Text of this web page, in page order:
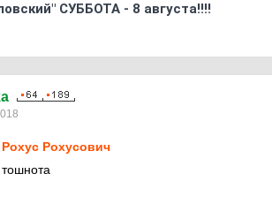
СУББОТА - 8 августа!!!!
Рохус Рохусович